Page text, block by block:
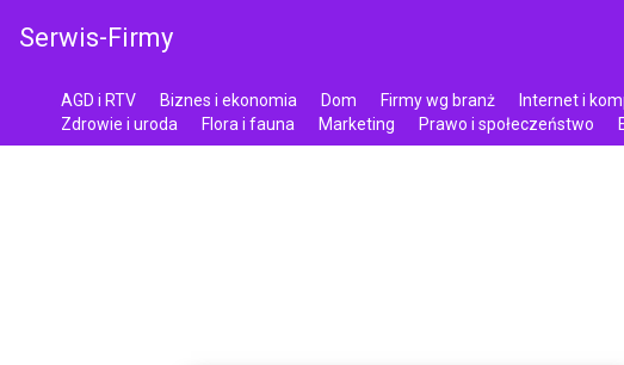
Serwis-Firmy
AGD i RTV Biznes i ekonomia Dom Firmy wg branż Internet i
Zdrowie i uroda
Flora i fauna Marketing Prawo i społeczeństwo